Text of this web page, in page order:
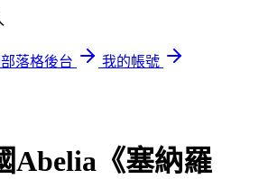
落格後台
我的帳號
Abelia《塞納羅